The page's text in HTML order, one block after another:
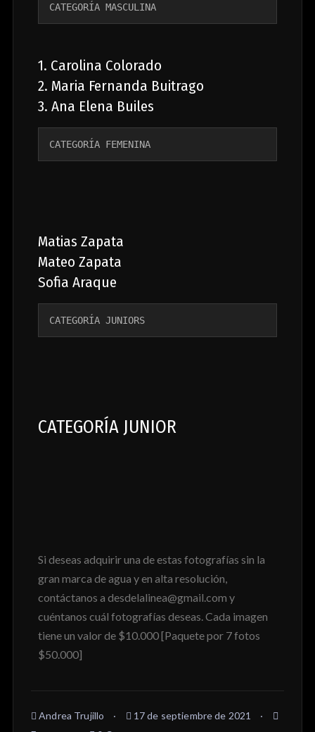
CATEGORÍA MASCULINA
1. Carolina Colorado
2. Maria Fernanda Buitrago
3. Ana Elena Builes
CATEGORÍA FEMENINA
Matias Zapata
Mateo Zapata
Sofia Araque
CATEGORÍA JUNIORS
CATEGORÍA JUNIOR
Si deseas adquirir una de estas fotografías sin la
gran marca de agua y en alta resolución,
contáctanos a desdelalinea@gmail.com y
cuéntanos cuál fotografías deseas. Cada imagen
tiene un valor de $10.000 [Paquete por 7 fotos
$50.000]
Andrea Trujillo
17 de septiembre de 2021